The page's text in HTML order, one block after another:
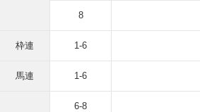
8
枠連 1-6
馬連 1-6
6-8